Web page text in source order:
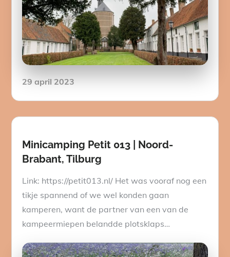
Posted
29 april 2023
Minicamping Petit 013 | Noord-
Brabant, Tilburg
Link: https://petit013.nl/ Het was vooraf nog een
tikje spannend of we wel konden gaan
kamperen, want de partner van een van de
kampeermiepen belandde plotsklaps…